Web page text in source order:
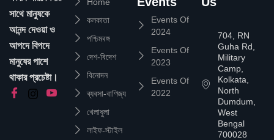
সাথে মানুষকে
আনন্দ দেওয়া ও
আপদে বিপদে
মানুষের পাশে
থাকার প্রচেষ্টা।
কলকাতা
পশ্চিমবঙ্গ
দেশ-বিদেশ
বিনোদন
ব্যবসা-বাণিজ্য
খেলাধুলা
লাইফ-স্টাইল
Events Of
2024
Events Of
2023
Events Of
2022
704, RN
Guha Rd,
Military
Camp,
Kolkata,
North
Dumdum,
West
Bengal
700028